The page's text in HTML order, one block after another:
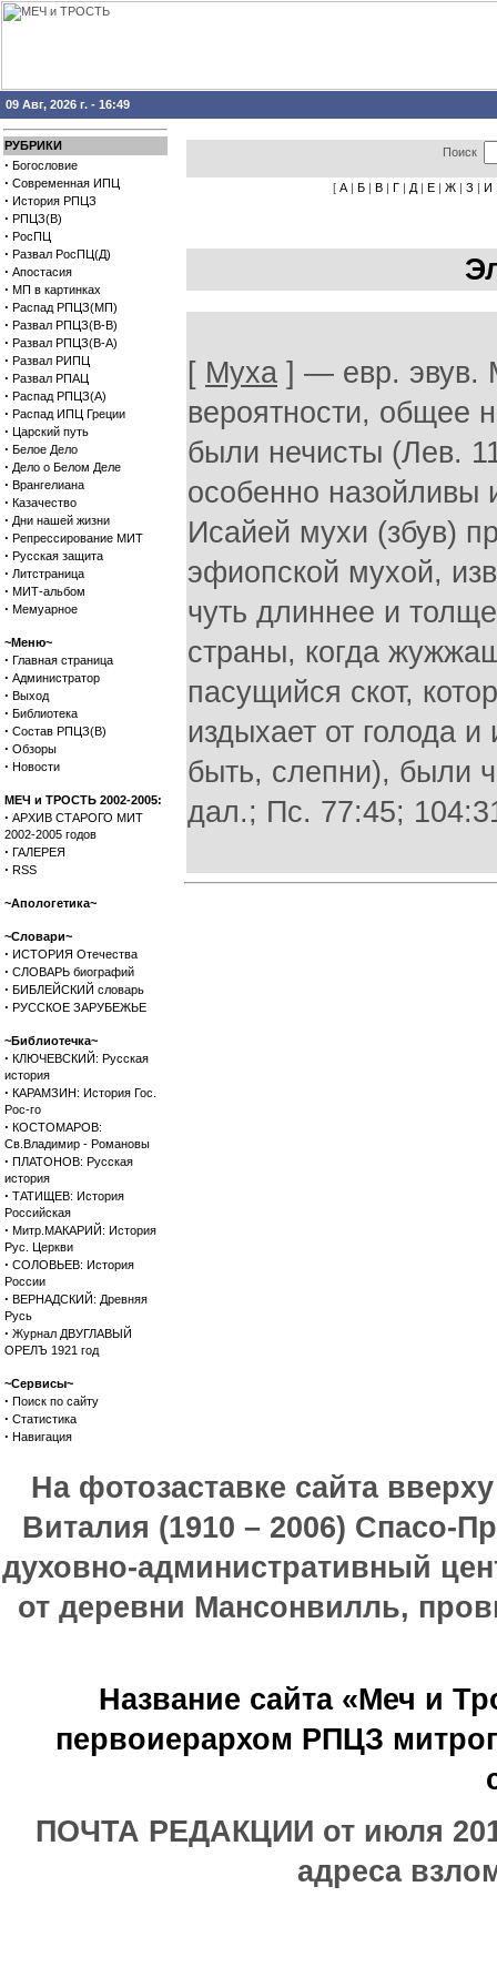
09 Авг, 2026 г. - 16:49
РУБРИКИ
· Богословие
· Современная ИПЦ
· История РПЦЗ
· РПЦЗ(В)
· РосПЦ
· Развал РосПЦ(Д)
· Апостасия
· МП в картинках
· Распад РПЦЗ(МП)
· Развал РПЦЗ(В-В)
· Развал РПЦЗ(В-А)
· Развал РИПЦ
· Развал РПАЦ
· Распад РПЦЗ(А)
· Распад ИПЦ Греции
· Царский путь
· Белое Дело
· Дело о Белом Деле
· Врангелиана
· Казачество
· Дни нашей жизни
· Репрессирование МИТ
· Русская защита
· Литстраница
· МИТ-альбом
· Мемуарное
~Меню~
· Главная страница
· Администратор
· Выход
· Библиотека
· Состав РПЦЗ(В)
· Обзоры
· Новости
МЕЧ и ТРОСТЬ 2002-2005:
· АРХИВ СТАРОГО МИТ
2002-2005 годов
· ГАЛЕРЕЯ
· RSS
~Апологетика~
~Словари~
· ИСТОРИЯ Отечества
· СЛОВАРЬ биографий
· БИБЛЕЙСКИЙ словарь
· РУССКОЕ ЗАРУБЕЖЬЕ
~Библиотечка~
· КЛЮЧЕВСКИЙ: Русская
история
· КАРАМЗИН: История Гос.
Рос-го
· КОСТОМАРОВ:
Св.Владимир - Романовы
· ПЛАТОНОВ: Русская
история
· ТАТИЩЕВ: История
Российская
· Митр.МАКАРИЙ: История
Рус. Церкви
· СОЛОВЬЕВ: История
России
· ВЕРНАДСКИЙ: Древняя
Русь
· Журнал ДВУГЛАВЫЙ
ОРЕЛЪ 1921 год
~Сервисы~
· Поиск по сайту
· Статистика
· Навигация
Поиск
[ А | Б | В | Г | Д | Е | Ж | З | И
[ Муха ] — евр. эвув.
вероятности, общее
были нечисты (Лев.
особенно
Исайей мухи (збув)
эфиопской мухой,
чуть длиннее и
страны, когда
пасущийся скот,
издыхает от голода
быть, слепни), были
дал.; Пс. 77:45;
На фотозаставке сайта
Виталия (1910 – 2006) Спасо-
духовно-административный
от деревни Мансонвилль,
Название сайта «Меч и
первоиерархом РПЦЗ
ПОЧТА РЕДАКЦИИ от июля
адреса